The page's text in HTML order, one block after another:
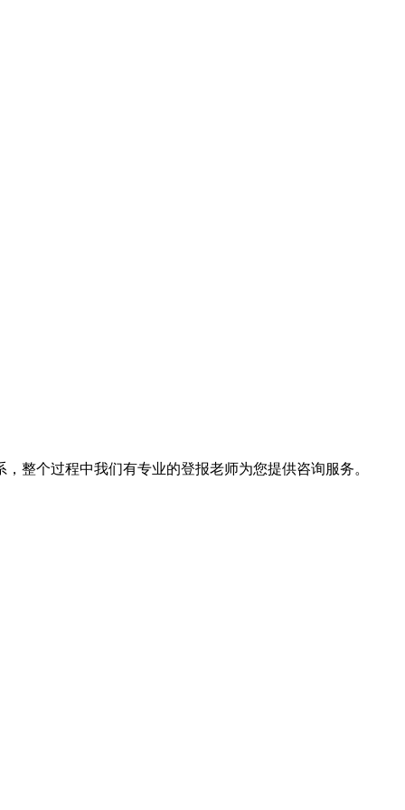
整个过程中我们有专业的登报老师为您提供咨询服务。